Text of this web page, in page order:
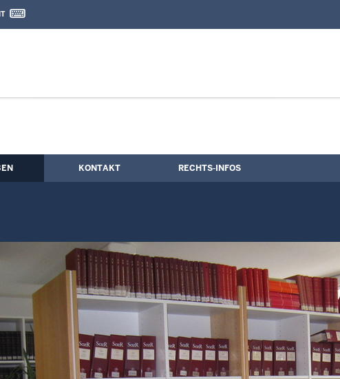
Kontaktformular
KONTAKT RECHTS-INFOS